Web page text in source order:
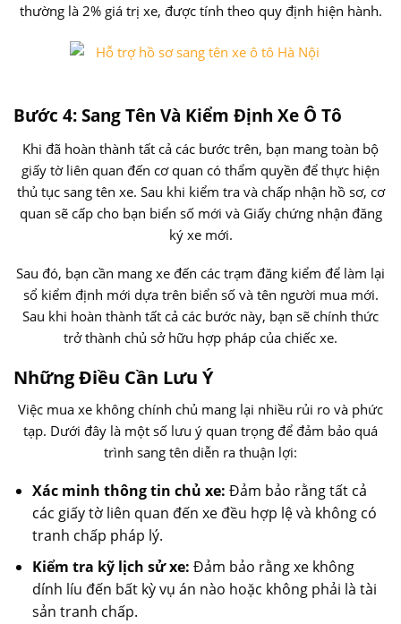
thường là 2% giá trị xe, được tính theo quy định hiện hành.
Bước 4: Sang Tên Và Kiểm Định Xe Ô Tô
Khi đã hoàn thành tất cả các bước trên, bạn mang toàn bộ
giấy tờ liên quan đến cơ quan có thẩm quyền để thực hiện
thủ tục sang tên xe. Sau khi kiểm tra và chấp nhận hồ sơ, cơ
quan sẽ cấp cho bạn biển số mới và Giấy chứng nhận đăng
ký xe mới.
Sau đó, bạn cần mang xe đến các trạm đăng kiểm để làm lại
sổ kiểm định mới dựa trên biển số và tên người mua mới.
Sau khi hoàn thành tất cả các bước này, bạn sẽ chính thức
trở thành chủ sở hữu hợp pháp của chiếc xe.
Những Điều Cần Lưu Ý
Việc mua xe không chính chủ mang lại nhiều rủi ro và phức
tạp. Dưới đây là một số lưu ý quan trọng để đảm bảo quá
trình sang tên diễn ra thuận lợi:
Xác minh thông tin chủ xe: Đảm bảo rằng tất cả
các giấy tờ liên quan đến xe đều hợp lệ và không có
tranh chấp pháp lý.
Kiểm tra kỹ lịch sử xe: Đảm bảo rằng xe không
dính líu đến bất kỳ vụ án nào hoặc không phải là tài
sản tranh chấp.